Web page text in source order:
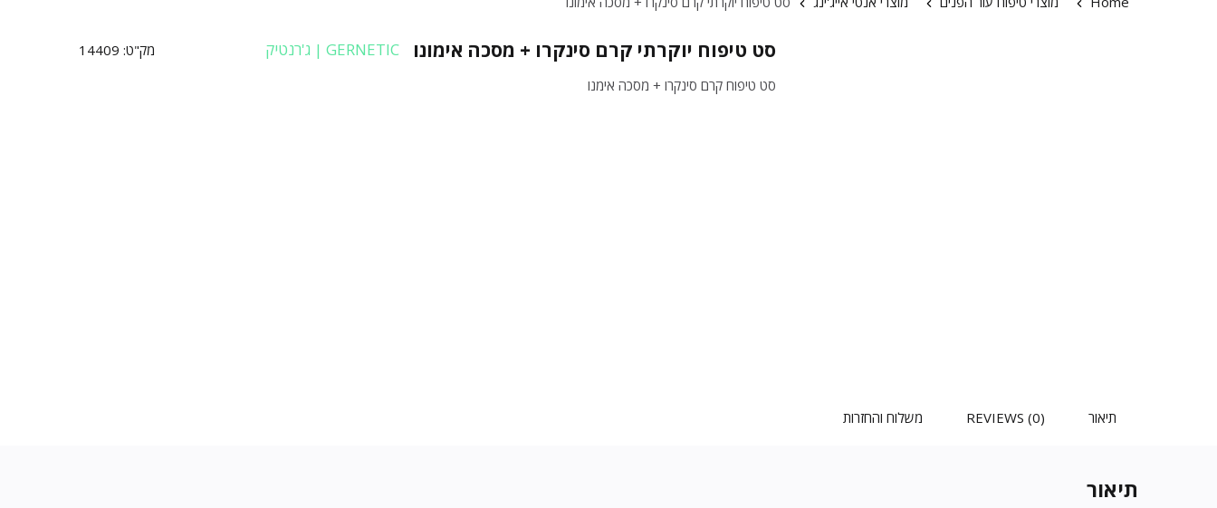
סט טיפוח יוקרתי קרם סינקרו + מסכה אימונו GERNETIC | ג'רנטיק מק"ט: 14409
סט טיפוח קרם סינקרו + מסכה אימנו
תיאור REVIEWS (0) משלוח והחזרות
תיאור